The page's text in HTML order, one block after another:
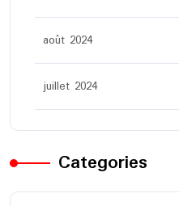
août 2024
juillet 2024
Categories